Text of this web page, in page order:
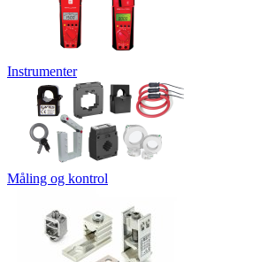
Instrumenter
Måling og kontrol